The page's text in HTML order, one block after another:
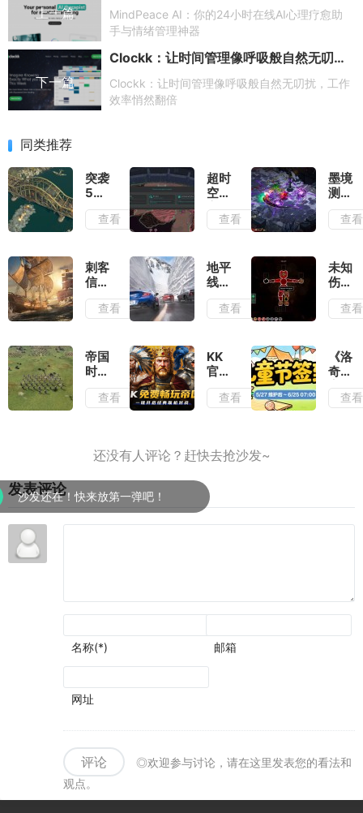
上一篇
MindPeace AI：你的24小时在线AI心理疗愈助
手与情绪管理神器
下一篇
Clockk：让时间管理像呼吸般自然无叨扰，工作效率悄然翻倍
Clockk：让时间管理像呼吸般自然无叨扰，工作
效率悄然翻倍
同类推荐
突袭
5测
评：
除了
优点
可言
查看
超时
空地
牢测
评：
间穿
梭找
到合
适的
查看
墨境
测
评：
墨宝
提供
非常
多的
构筑
查看
刺客
信条
黑旗
记忆
评：
大体
玩法
不变
了视
查看
地平
线6
测
评：
厚到
几乎
无法
忽视
查看
未知
伤亡
测
评：
经是
拼尽
全力
查看
帝国
时代
4岳
飞传
叙事
史氛
围可
圈可
查看
KK
官方
对战
平台
2》
上
线,
查看
《洛
奇》
童趣
查看
发表评论
名称(*) 邮箱
网址
评论
◎欢迎参与讨论，请在这里发表您的看法和
观点。
发还在！快来放第一弹吧！